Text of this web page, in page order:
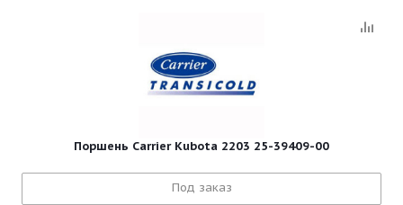
Поршень Carrier Kubota 2203 25-39409-00
Под заказ